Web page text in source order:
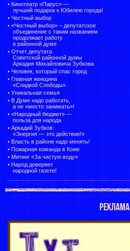
• Кинотеатр «Парус» —
лучший подарок к Юбилею города!
• Честный выбор
• «Честный выбор» – депутатское
объединение с таким названием
продолжает работу
в районной думе
• Отчет депутата
Советской районной думы
Аркадия Михайловича Зубкова
• Человек, который спас город
• Главная женщина
«Сладкой Слободы»
• Уникальная семья
• В Думе надо работать,
а не «место занимать»!
• «Народный бюджет» —
польза для народа
• Аркадий Зубков:
«Энергия — это действие!»
• Власть в районе надо менять!
• Пожарная команда в Коже
• Митинг «За чистую воду»
• Народ доверяет
народной газете!
РЕКЛАМА